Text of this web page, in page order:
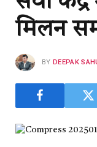
मिलन
BY DEEPAK